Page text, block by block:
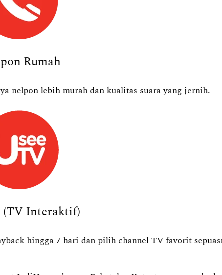
Rumah
nelpon lebih murah dan kualitas suara yang jernih.
(TV Interaktif)
hingga 7 hari dan pilih channel TV favorit